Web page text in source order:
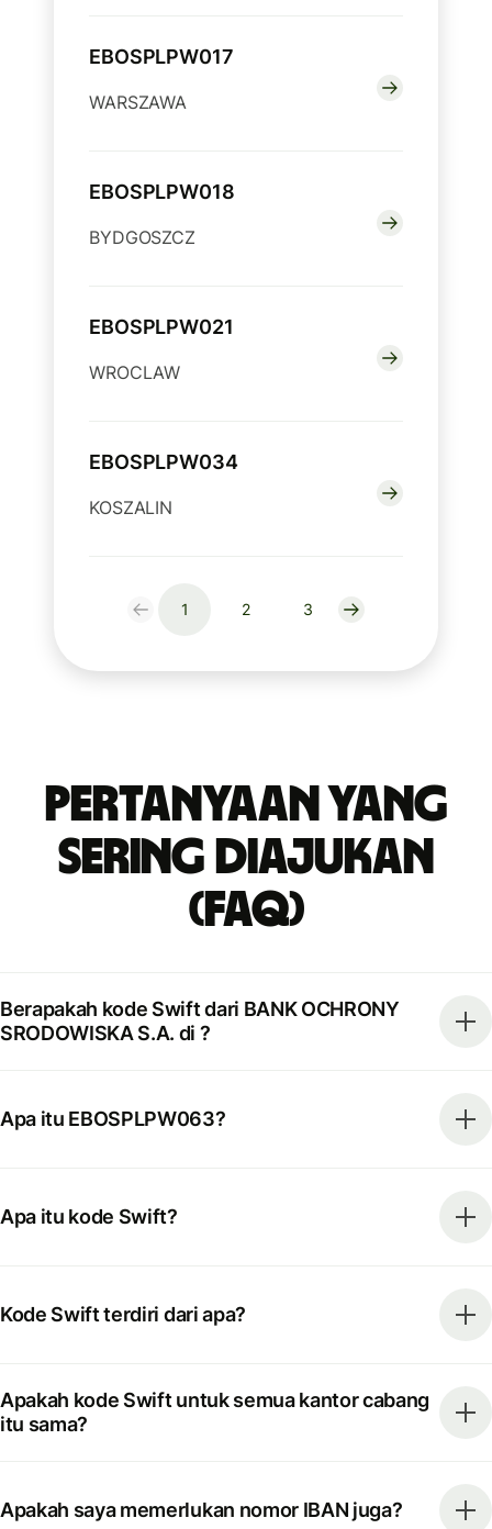
EBOSPLPW017
WARSZAWA
EBOSPLPW018
BYDGOSZCZ
EBOSPLPW021
WROCLAW
EBOSPLPW034
KOSZALIN
1 2 3
Pertanyaan yang
Sering Diajukan
(FAQ)
Berapakah kode Swift dari BANK OCHRONY
SRODOWISKA S.A. di ?
Apa itu EBOSPLPW063?
Apa itu kode Swift?
Kode Swift terdiri dari apa?
Apakah kode Swift untuk semua kantor cabang
itu sama?
Apakah saya memerlukan nomor IBAN juga?